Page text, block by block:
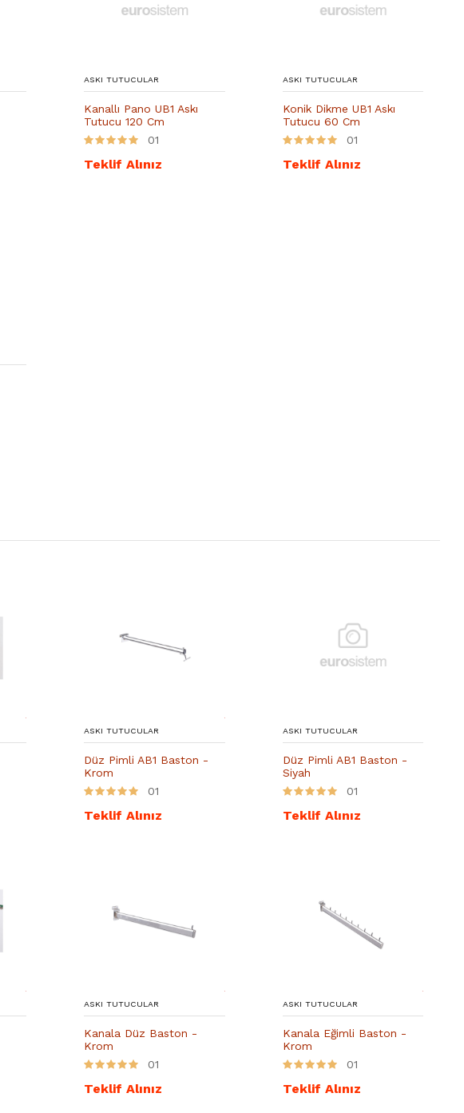
ASKI TUTUCULAR
Kanallı Pano UB1 Askı
Tutucu 120 Cm
01
Teklif Alınız
ASKI TUTUCULAR
Konik Dikme UB1 Askı
Tutucu 60 Cm
01
Teklif Alınız
ASKI TUTUCULAR
Düz Pimli AB1 Baston -
Krom
01
Teklif Alınız
ASKI TUTUCULAR
Düz Pimli AB1 Baston -
Siyah
01
Teklif Alınız
ASKI TUTUCULAR
Kanala Düz Baston -
Krom
01
Teklif Alınız
ASKI TUTUCULAR
Kanala Eğimli Baston -
Krom
01
Teklif Alınız